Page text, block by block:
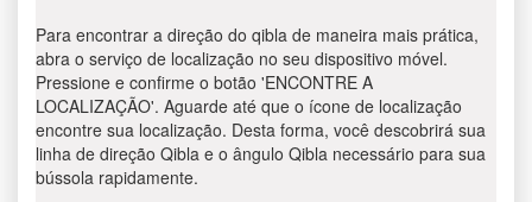
Para encontrar a direção do qibla de maneira mais prática,
abra o serviço de localização no seu dispositivo móvel.
Pressione e confirme o botão 'ENCONTRE A
LOCALIZAÇÃO'. Aguarde até que o ícone de localização
encontre sua localização. Desta forma, você descobrirá sua
linha de direção Qibla e o ângulo Qibla necessário para sua
bússola rapidamente.